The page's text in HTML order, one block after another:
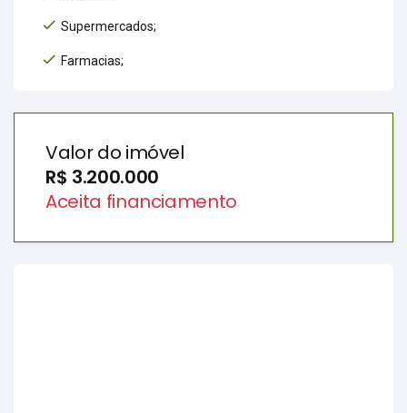
Supermercados;
Farmacias;
Valor do imóvel
R$ 3.200.000
Aceita financiamento